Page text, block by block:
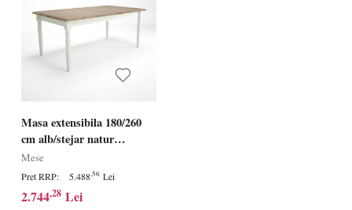
Masa extensibila 180/260
cm alb/stejar natur
Provence
Mese
Pret RRP: 5.488,56 Lei
2.744,28 Lei